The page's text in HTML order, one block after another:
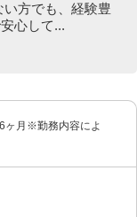
方でも、経験豊
心して...
月※勤務内容によ